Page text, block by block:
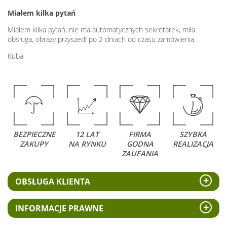
Miałem kilka pytań
Miałem kilka pytań, nie ma automatycznych sekretarek, miła
obsługa, obrazy przyszedł po 2 dniach od czasu zamówienia
Kuba
BEZPIECZNE
ZAKUPY
12 LAT
NA RYNKU
FIRMA
GODNA
ZAUFANIA
SZYBKA
REALIZACJA
OBSŁUGA KLIENTA
INFORMACJE PRAWNE